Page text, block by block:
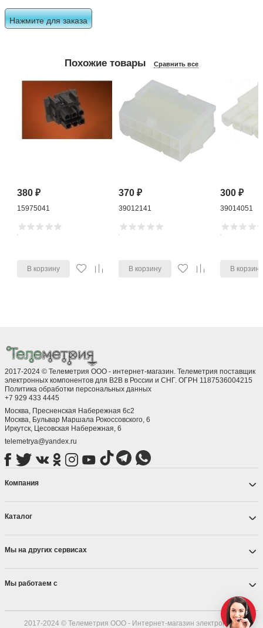
Нажмите для заказа
Похожие товары Сравнить все
380₽
15975041
В корзину
370₽
39012141
В корзину
300₽
39014051
В корзину
2017-2024 © Телеметрия ООО - интернет-магазин. Телеметрия поставщик
электронных компонентов для B2B в России и СНГ. ОГРН 1187536004215
Политика обработки персональных данных
+7 929 433 4445
Москва, Пресненская Набережная 6с2
Москва, ​Бульвар Маршала Рокоссовского, 6
Иркутск, ​Цесовская Набережная, 6
telemetrya@yandex.ru
Компания
Каталог
Мы на других сервисах
Мы работаем с
2017-2024 © Телеметрия ООО - Интернет-магазин электронных